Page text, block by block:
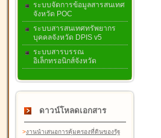
ระบบจัดการข้อมูลสารสนเทศ
จังหวัด POC
ระบบสารสนเทศทรัพยากร
บุคคลจังหวัด DPIS v5
ระบบสารบรรณ
อิเล็กทรอนิกส์จังหวัด
ดาวน์โหลดเอกสาร
>งานนำเสนอการคุ้มครองที่ดินของรัฐ